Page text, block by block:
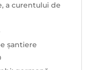
a curentului de
șantiere